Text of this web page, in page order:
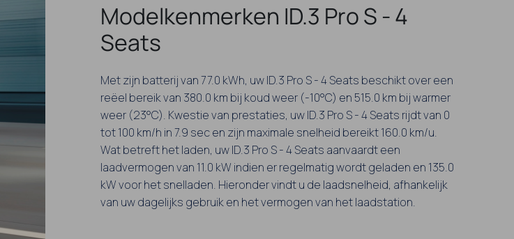
Modelkenmerken ID.3 Pro S - 4
Seats
Met zijn batterij van 77.0 kWh, uw ID.3 Pro S - 4 Seats beschikt over een
reëel bereik van 380.0 km bij koud weer (-10°C) en 515.0 km bij warmer
weer (23°C). Kwestie van prestaties, uw ID.3 Pro S - 4 Seats rijdt van 0
tot 100 km/h in 7.9 sec en zijn maximale snelheid bereikt 160.0 km/u.
Wat betreft het laden, uw ID.3 Pro S - 4 Seats aanvaardt een
laadvermogen van 11.0 kW indien er regelmatig wordt geladen en 135.0
kW voor het snelladen. Hieronder vindt u de laadsnelheid, afhankelijk
van uw dagelijks gebruik en het vermogen van het laadstation.